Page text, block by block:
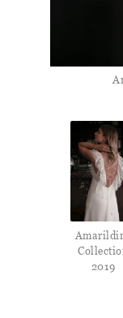
2019